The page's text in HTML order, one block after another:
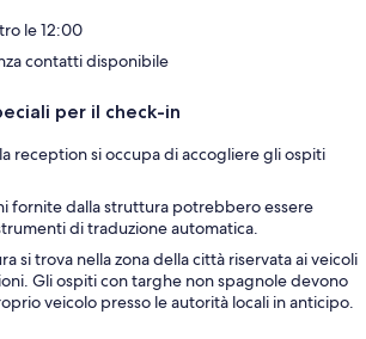
le 12:00
contatti disponibile
per il check-in
reception si occupa di accogliere gli ospiti
fornite dalla struttura potrebbero essere
di traduzione automatica.
si trova nella zona della città riservata ai veicoli
Gli ospiti con targhe non spagnole devono
veicolo presso le autorità locali in anticipo.